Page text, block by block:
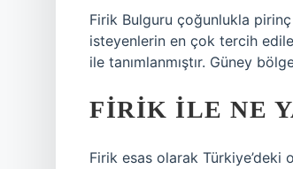
Firik Bulguru çoğunlukla
isteyenlerin en çok tercih
ile tanımlanmıştır. Güney
FIRIK ILE NE
Firik esas olarak